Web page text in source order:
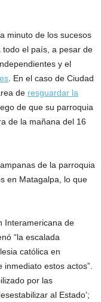
minuto de los sucesos
el país, a pesar de
y el
. En el caso de Ciudad
de resguardar la
de que su parroquia
de la mañana del 16
de la parroquia
en Matagalpa, lo que
Interamericana de
“la escalada
católica en
estos actos”.
por las
al Estado’;